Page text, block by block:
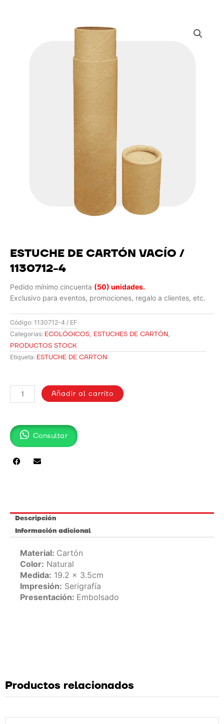
ESTUCHE DE CARTÓN VACÍO /
1130712-4
Pedido mínimo cincuenta (50) unidades.
Exclusivo para eventos, promociones, regalo a clientes, etc.
Código: 1130712-4 / EF
Categorias: ECOLÓGICOS, ESTUCHES DE CARTÓN,
PRODUCTOS STOCK
Etiqueta: ESTUCHE DE CARTON
CARTÓN
/
1130712-
cantidad
Añadir al carrito
Consultar
Descripción
Información adicional
Material: Cartón
Color: Natural
Medida: 19.2 x 3.5cm
Impresión: Serigrafía
Presentación: Embolsado
Productos relacionados